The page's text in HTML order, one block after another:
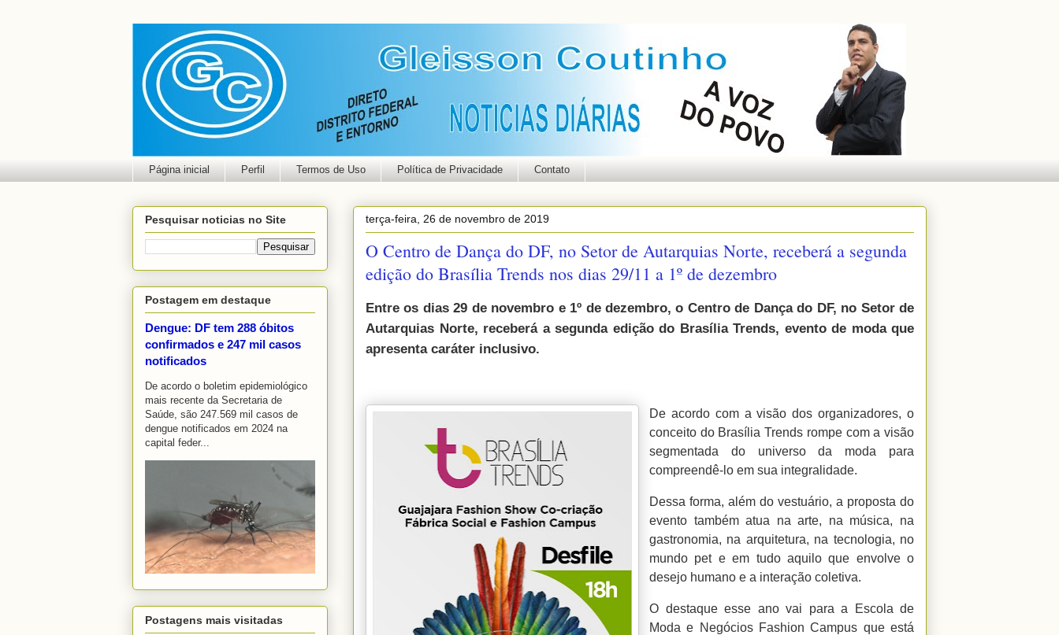
Página inicial Perfil Termos de Uso Política de Privacidade Contato
terça-feira, 26 de novembro de 2019
O Centro de Dança do DF, no Setor de Autarquias Norte, receberá a segunda
edição do Brasília Trends nos dias 29/11 a 1º de dezembro
Entre os dias 29 de novembro e 1º de dezembro, o Centro de Dança do DF, no Setor de
Autarquias Norte, receberá a segunda edição do Brasília Trends, evento de moda que
apresenta caráter inclusivo.
De acordo com a visão dos organizadores, o
conceito do Brasília Trends rompe com a visão
segmentada do universo da moda para
compreendê-lo em sua integralidade.
Dessa forma, além do vestuário, a proposta do
evento também atua na arte, na música, na
gastronomia, na arquitetura, na tecnologia, no
mundo pet e em tudo aquilo que envolve o
desejo humano e a interação coletiva.
O destaque esse ano vai para a Escola de
Moda e Negócios Fashion Campus que está
Pesquisar noticias no Site
Postagem em destaque
Dengue: DF tem 288 óbitos
confirmados e 247 mil casos
notificados
De acordo o boletim epidemiológico
mais recente da Secretaria de
Saúde, são 247.569 mil casos de
dengue notificados em 2024 na
capital feder...
Postagens mais visitadas